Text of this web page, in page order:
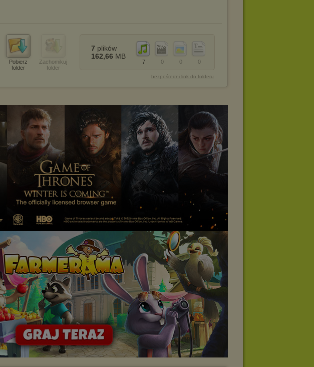
Pobierz
folder
Zachomikuj
folder
0
0
0
7
7 plików
162,66 MB
bezpośredni link do folderu